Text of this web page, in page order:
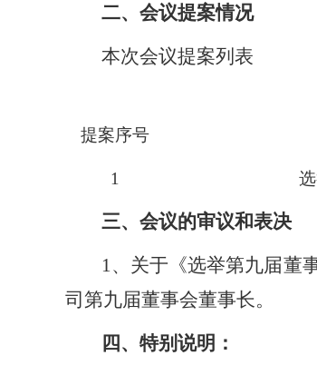
二、会议提案情况
本
提案序号
1
三、会议的审议和表决
1、关于《选举第九届董
司第九届董事会董事长。
四、特别说明：